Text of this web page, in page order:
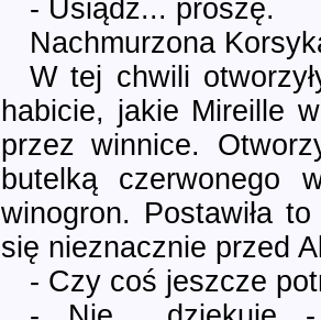
- Usiądź... proszę.
Nachmurzona
W tej chwili
habicie, jakie Mireille
przez winnice.
butelką czerwonego
winogron. Postawiła
się nieznacznie przed
- Czy coś jeszcze